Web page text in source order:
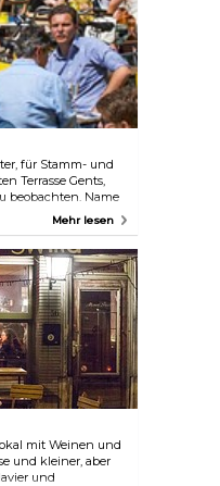
für Stamm- und
Terrasse Gents,
beobachten. Name
der früheren
Mehr lesen
mit Weinen und
und kleiner, aber
und